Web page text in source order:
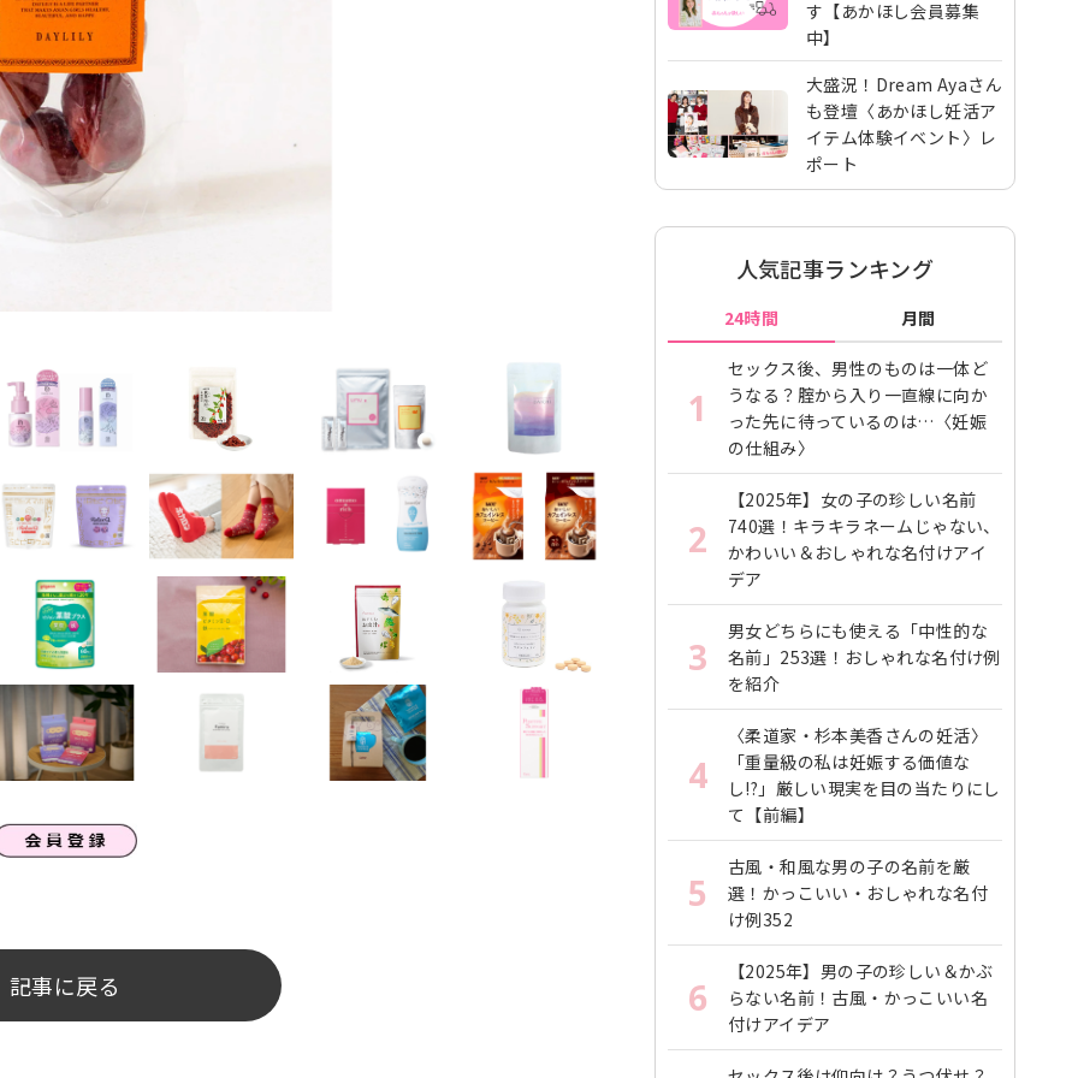
記事に戻る
す【あかほし会員募集
中】
大盛況！Dream Ayaさん
も登壇〈あかほし妊活ア
イテム体験イベント〉レ
ポート
人気記事ランキング
24時間 月間
1
セックス後、男性のものは一体ど
うなる？腟から入り一直線に向か
った先に待っているのは…〈妊娠
の仕組み〉
2
【2025年】女の子の珍しい名前
740選！キラキラネームじゃない、
かわいい＆おしゃれな名付けアイ
デア
3
男女どちらにも使える「中性的な
名前」253選！おしゃれな名付け例
を紹介
4
〈柔道家・杉本美香さんの妊活〉
「重量級の私は妊娠する価値な
し!?」厳しい現実を目の当たりにし
て【前編】
5
古風・和風な男の子の名前を厳
選！かっこいい・おしゃれな名付
け例352
6
【2025年】男の子の珍しい＆かぶ
らない名前！古風・かっこいい名
付けアイデア